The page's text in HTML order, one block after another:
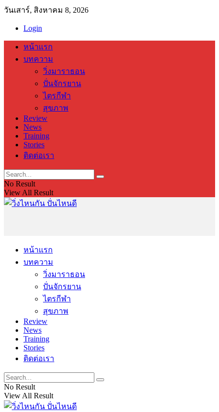
วันเสาร์, สิงหาคม 8, 2026
Login
หน้าแรก
บทความ
วิ่งมาราธอน
ปั่นจักรยาน
ไตรกีฬา
สุขภาพ
Review
News
Training
Stories
ติดต่อเรา
No Result
View All Result
หน้าแรก
บทความ
วิ่งมาราธอน
ปั่นจักรยาน
ไตรกีฬา
สุขภาพ
Review
News
Training
Stories
ติดต่อเรา
No Result
View All Result